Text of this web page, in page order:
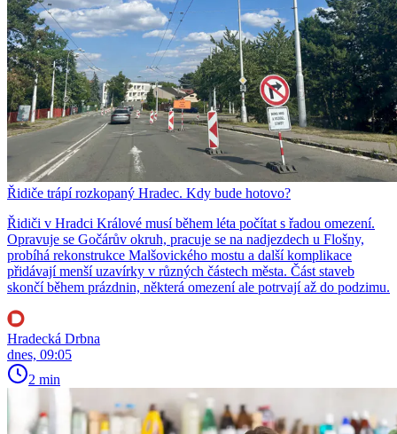
Řidiče trápí rozkopaný Hradec. Kdy bude hotovo?
Řidiči v Hradci Králové musí během léta počítat s řadou omezení.
Opravuje se Gočárův okruh, pracuje se na nadjezdech u Flošny,
probíhá rekonstrukce Malšovického mostu a další komplikace
přidávají menší uzavírky v různých částech města. Část staveb
skončí během prázdnin, některá omezení ale potrvají až do podzimu.
Hradecká Drbna
dnes, 09:05
2 min